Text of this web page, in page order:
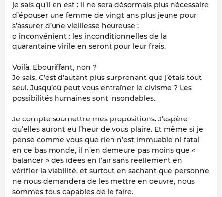
je sais qu’il en est : il ne sera désormais plus nécessaire
d’épouser une femme de vingt ans plus jeune pour
s’assurer d’une vieillesse heureuse ;
o inconvénient : les inconditionnelles de la
quarantaine virile en seront pour leur frais.
Voilà. Ebouriffant, non ?
Je sais. C’est d’autant plus surprenant que j’étais tout
seul. Jusqu’où peut vous entraîner le civisme ? Les
possibilités humaines sont insondables.
Je compte soumettre mes propositions. J’espère
qu’elles auront eu l’heur de vous plaire. Et même si je
pense comme vous que rien n’est immuable ni fatal
en ce bas monde, il n’en demeure pas moins que «
balancer » des idées en l’air sans réellement en
vérifier la viabilité, et surtout en sachant que personne
ne nous demandera de les mettre en oeuvre, nous
sommes tous capables de le faire.